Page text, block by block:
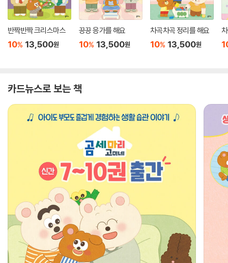
반짝반짝 크리스마스
10% 13,500원
끙끙 응가를 해요
10% 13,500원
차곡차곡 정리를 해요
10% 13,500원
카드뉴스로 보는 책